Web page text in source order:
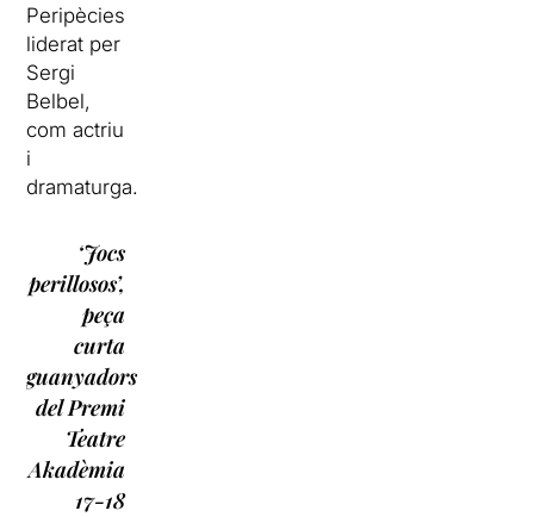
Peripècies
liderat per
Sergi
Belbel,
com actriu
i
dramaturga.
‘Jocs
perillosos’,
peça
curta
guanyadors
del Premi
Teatre
Akadèmia
17-18